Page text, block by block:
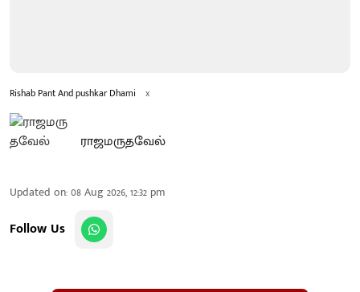
Rishab Pant And pushkar Dhami x
ராஜமருதவேல்
Updated on:08 Aug 2026, 12:32 pm
Follow Us